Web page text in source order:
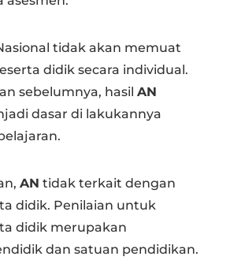
tidak akan memuat
didik secara individual.
sebelumnya, hasilAN
dasar di lakukannya
AN tidak terkait dengan
didik. Penilaian untuk
didik merupakan
dan satuan pendidikan.